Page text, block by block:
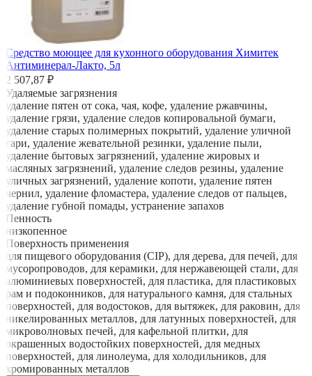
Средство моющее для кухонного оборудования Химитек
Антиминерал-Лакто, 5л
2 507,87 ₽
Удаляемые загрязнения
удаление пятен от сока, чая, кофе, удаление ржавчины,
удаление грязи, удаление следов копировальной бумаги,
удаление старых полимерных покрытий, удаление уличной
гари, удаление жевательной резинки, удаление пыли,
удаление бытовых загрязнений, удаление жировых и
масляных загрязнений, удаление следов резины, удаление
уличных загрязнений, удаление копоти, удаление пятен
чернил, удаление фломастера, удаление следов от пальцев,
удаление губной помады, устранение запахов
Пенность
низкопенное
Поверхность применения
для пищевого оборудования (CIP), для дерева, для печей, для
мусоропроводов, для керамики, для нержавеющей стали, для
алюминиевых поверхностей, для пластика, для пластиковых
рам и подоконников, для натурального камня, для стальных
поверхностей, для водостоков, для вытяжек, для раковин, для
никелированных металлов, для латунных поверхностей, для
микроволновых печей, для кафельной плитки, для
окрашенных водостойких поверхностей, для медных
поверхностей, для линолеума, для холодильников, для
хромированных металлов